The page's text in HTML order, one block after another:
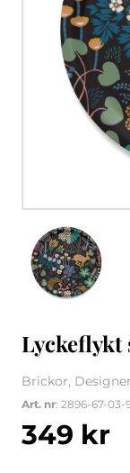
Brickor,
Art. nr: 2896-67-03-
349 kr